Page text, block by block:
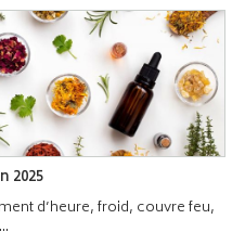
2025
d’heure, froid, couvre feu,